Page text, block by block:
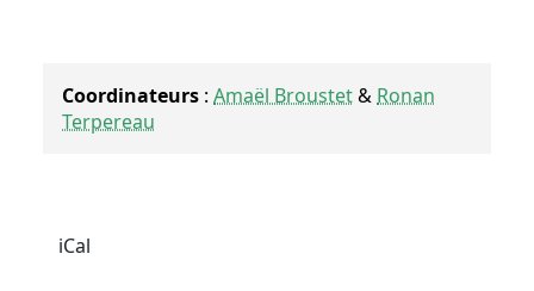
Coordinateurs : Amaël Broustet& Ronan
Terpereau
iCal